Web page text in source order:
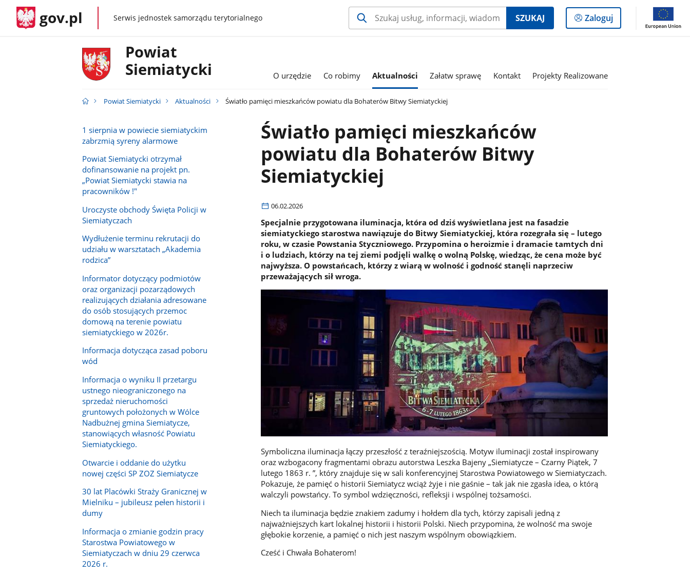
gov.pl gov.plSerwis jednostek samorządu terytorialnego SZUKAJ
Logowanie
do
Zaloguj
Powiat
Siemiatycki
O urzędzie Co robimy Aktualności Załatw sprawę Kontakt Projekty Realizowane
Powiat Siemiatycki Aktualności Światło pamięci mieszkańców powiatu dla Bohaterów Bitwy Siemiatyckiej
1 sierpnia w powiecie siemiatyckim
zabrzmią syreny alarmowe
Powiat Siemiatycki otrzymał
dofinansowanie na projekt pn.
„Powiat Siemiatycki stawia na
pracowników !"
Uroczyste obchody Święta Policji w
Siemiatyczach
Wydłużenie terminu rekrutacji do
udziału w warsztatach „Akademia
rodzica”
Informator dotyczący podmiotów
oraz organizacji pozarządowych
realizujących działania adresowane
do osób stosujących przemoc
domową na terenie powiatu
siemiatyckiego w 2026r.
Informacja dotycząca zasad poboru
wód
Informacja o wyniku II przetargu
ustnego nieograniczonego na
sprzedaż nieruchomości
gruntowych położonych w Wólce
Nadbużnej gmina Siemiatycze,
stanowiących własność Powiatu
Siemiatyckiego.
Otwarcie i oddanie do użytku
nowej części SP ZOZ Siemiatycze
30 lat Placówki Straży Granicznej w
Mielniku – jubileusz pełen historii i
dumy
Informacja o zmianie godzin pracy
Starostwa Powiatowego w
Siemiatyczach w dniu 29 czerwca
2026 r.
Światło pamięci mieszkańców
powiatu dla Bohaterów Bitwy
Siemiatyckiej
06.02.2026
Specjalnie przygotowana iluminacja, która od dziś wyświetlana jest na fasadzie
siemiatyckiego starostwa nawiązuje do Bitwy Siemiatyckiej, która rozegrała się – lutego
roku, w czasie Powstania Styczniowego. Przypomina o heroizmie i dramacie tamtych dni
i o ludziach, którzy na tej ziemi podjęli walkę o wolną Polskę, wiedząc, że cena może być
najwyższa. O powstańcach, którzy z wiarą w wolność i godność stanęli naprzeciw
przeważających sił wroga.
Symboliczna iluminacja łączy przeszłość z teraźniejszością. Motyw iluminacji został inspirowany
oraz wzbogacony fragmentami obrazu autorstwa Leszka Bajeny „Siemiatycze – Czarny Piątek, 7
lutego 1863 r. ”, który znajduje się w sali konferencyjnej Starostwa Powiatowego w Siemiatyczach.
Pokazuje, że pamięć o historii Siemiatycz wciąż żyje i nie gaśnie – tak jak nie zgasła idea, o którą
walczyli powstańcy. To symbol wdzięczności, refleksji i wspólnej tożsamości.
Niech ta iluminacja będzie znakiem zadumy i hołdem dla tych, którzy zapisali jedną z
najważniejszych kart lokalnej historii i historii Polski. Niech przypomina, że wolność ma swoje
głębokie korzenie, a pamięć o nich jest naszym wspólnym obowiązkiem.
Cześć i Chwała Bohaterom!